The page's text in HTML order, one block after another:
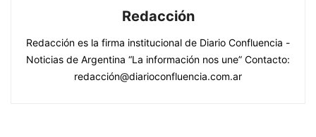
Redacción
Redacción es la firma institucional de Diario Confluencia -
Noticias de Argentina “La información nos une” Contacto:
redacción@diarioconfluencia.com.ar